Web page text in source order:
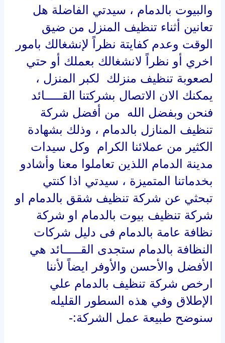
والبيوت بالدمام ، سيدتي الفاضلة هل
تعانين أثناء تنظيف المنزل من ضيق
الوقت وعدم كفايتة نظراً لإنشغالك بامور
اخري أو نظراً لانشغالك بعملك أو حتي
لصعوبة تنظيف منزلك لكبر المنزل ،
يمكنك الان الاتصال بشركتنا القـــــائد
فنحن وبفضل الله من أفضل شركة
تنظيف المنازل بالدمام ، وذلك بشهادة
الكثير من عملائنا الكرام وكل سيدات
مدينة الدمام اللذين تعاملوا معنا وأشادو
بخدماتنا المتميزة ، سيدتي اذا كنتي
تبحثي عن شركة تنظيف شقق بالدمام او
شركة تنظيف بيوت بالدمام او شركة
نظافة عامة بالدمام فى دليل شركات
النظافة بالدمام ستجدى القـــــائد هي
الأفضل والأحسن والأوفر ايضاً لأننا
ارخص شركة تنظيف بالدمام علي
الإطلاق وفي هذه السطور القليله
سنوضح طبيعة عمل الشركة:-